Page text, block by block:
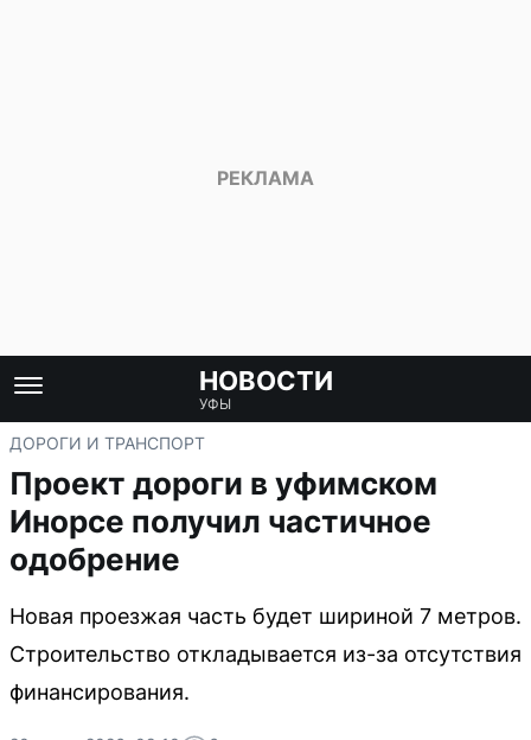
НОВОСТИ
УФЫ
ДОРОГИ И ТРАНСПОРТ
Проект дороги в уфимском
Инорсе получил частичное
одобрение
Новая проезжая часть будет шириной 7 метров.
Строительство откладывается из-за отсутствия
финансирования.